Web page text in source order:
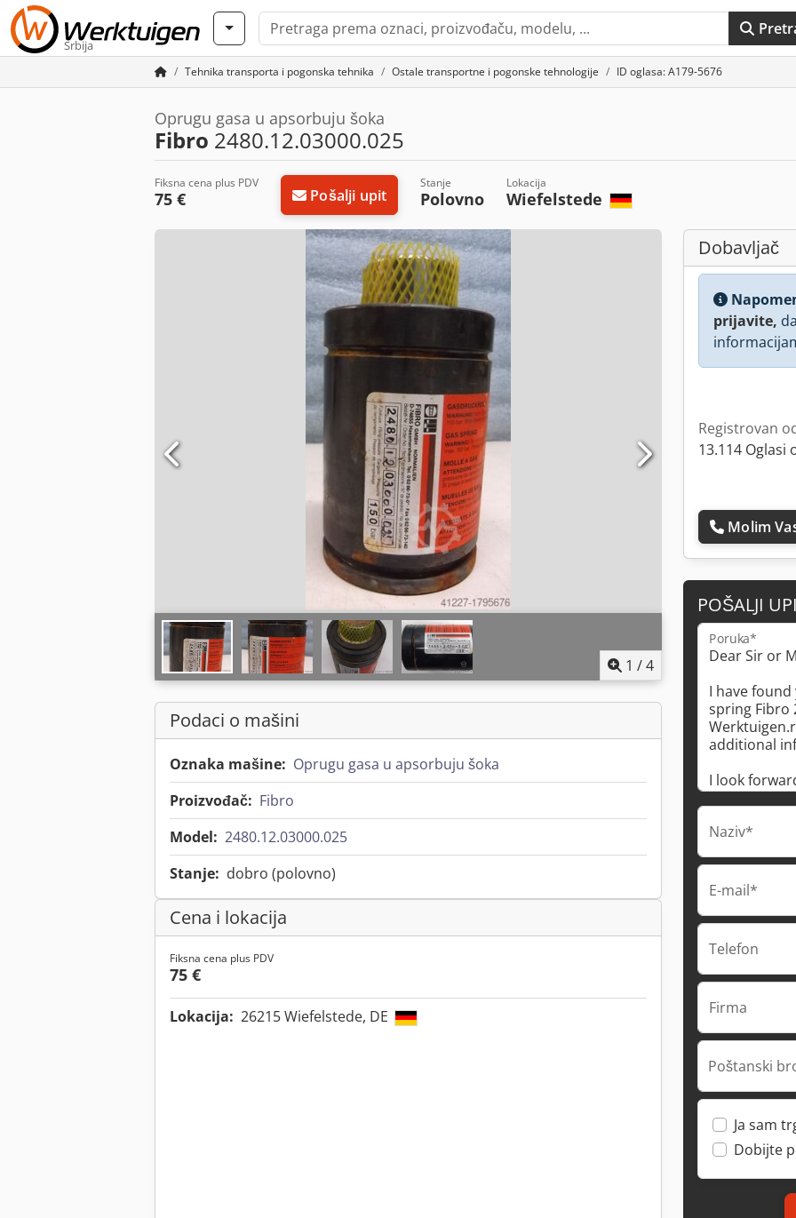
Srbija
Tehnika transporta i pogonska tehnika Ostale transportne i pogonske tehnologije ID oglasa: A179-5676
Oprugu gasa u apsorbuju šoka
Fibro 2480.12.03000.025
Fiksna cena plus PDV
75 € Pošalji upit
Stanje
Polovno
Lokacija
Wiefelstede
1 /4
Podaci o mašini
Oznaka mašine: Oprugu gasa u apsorbuju šoka
Proizvođač: Fibro
Model: 2480.12.03000.025
Stanje: dobro (polovno)
Cena i lokacija
Fiksna cena plus PDV
75 €
Lokacija: 26215 Wiefelstede, DE
Dobavljač
prijavite,
Registrovan
13.114 Oglasi
Molim
POŠALJI
Poruka*
Naziv*
E-mail*
Telefon
Firma
Poštanski
Ja sam
Dobijte